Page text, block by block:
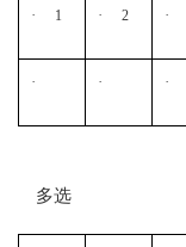
· 1 · 2 ·
· · ·
多选